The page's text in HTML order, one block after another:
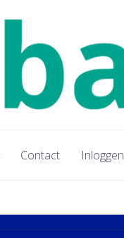
Contact Inloggen